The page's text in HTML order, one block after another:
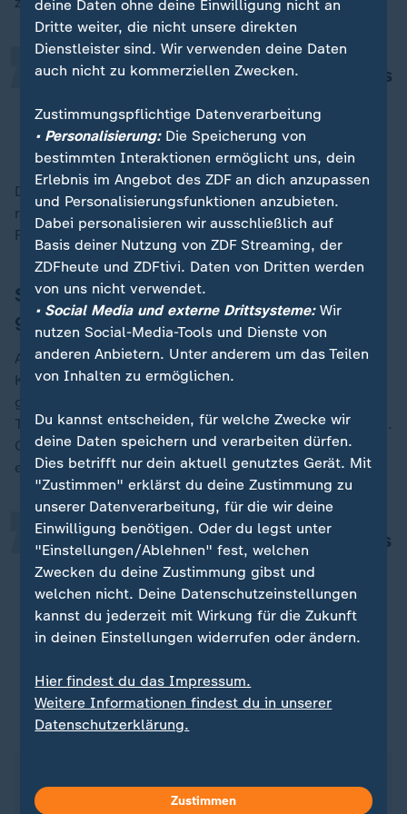
Aber wenn es zu Ende ist, dann muss
Bundeskanzler Olaf Scholz
Dass die Koalition zerbrochen sei, "gefällt mir nicht",
räumte Scholz ein. "Trotzdem kann ich nicht an der
Feststellung vorbei: Es wäre nicht anders gegangen."
Scholz blickt gelassen auf Wahlkampf
gegen Merz
Auf einen Wahlkampf gegen den Unions-
Kanzlerkandidaten Merz blickt Kanzler Scholz
gelassen. Die Unterschiede in Charakter und
Temperament zwischen ihnen seien groß, sagte Scholz.
Gefragt nach dem größten Charakterunterschied
erklärte er:
Ich finde mich etwas cooler, wenn es
Staatsangelegenheiten betrifft - um
es mal so höflich zu sagen, wie es
mir gerade gelingt.
„
SPD: K-Frage noch nicht geklärt
nicht offiziell als Kanzlerkandidat seiner Partei
deine Daten ohne deine Einwilligung nicht an
Dritte weiter, die nicht unsere direkten
Dienstleister sind. Wir verwenden deine Daten
auch nicht zu kommerziellen Zwecken.
Zustimmungspflichtige Datenverarbeitung
• Personalisierung:Die Speicherung von
bestimmten Interaktionen ermöglicht uns, dein
Erlebnis im Angebot des ZDF an dich anzupassen
und Personalisierungsfunktionen anzubieten.
Dabei personalisieren wir ausschließlich auf
Basis deiner Nutzung von ZDF Streaming, der
ZDFheute und ZDFtivi. Daten von Dritten werden
von uns nicht verwendet.
• Social Media und externe Drittsysteme:Wir
nutzen Social-Media-Tools und Dienste von
anderen Anbietern. Unter anderem um das Teilen
von Inhalten zu ermöglichen.
Du kannst entscheiden, für welche Zwecke wir
deine Daten speichern und verarbeiten dürfen.
Dies betrifft nur dein aktuell genutztes Gerät. Mit
"Zustimmen" erklärst du deine Zustimmung zu
unserer Datenverarbeitung, für die wir deine
Einwilligung benötigen. Oder du legst unter
"Einstellungen/Ablehnen" fest, welchen
Zwecken du deine Zustimmung gibst und
welchen nicht. Deine Datenschutzeinstellungen
kannst du jederzeit mit Wirkung für die Zukunft
in deinen Einstellungen widerrufen oder ändern.
Hier findest du das Impressum.
Weitere Informationen findest du in unserer
Datenschutzerklärung.
Zustimmen